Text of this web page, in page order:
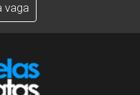
vaga